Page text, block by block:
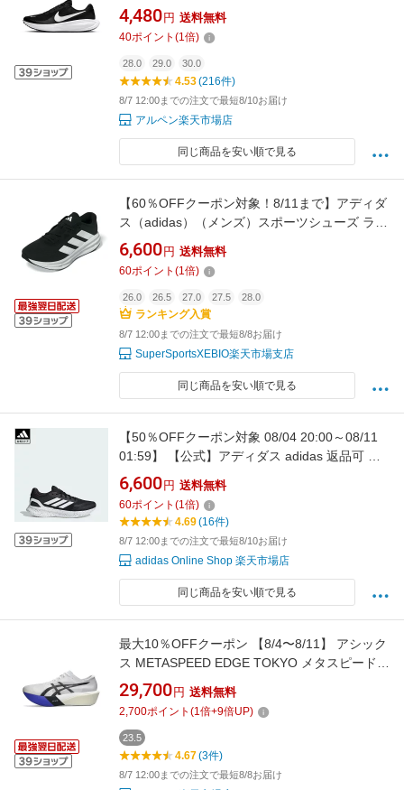
003 メンズ 陸上/ランニング ランニングシュー
ズ : ダークグレー×ブラック NIKE imbkk
4,480 円 送料無料
40ポイント (1倍)
28.0 29.0 30.0
4.53(216件)
8/7 12:00までの注文で最短8/10お届け
アルペン楽天市場店
同じ商品を安い順で見る
【60％OFFクーポン対象！8/11まで】アディダ
ス（adidas）（メンズ）スポーツシューズ ラン
ニングシューズ ギャラクシー 7 ランニング M
エクストラワイド ブラック ホワイト OPL41-
JR9585
6,600 円 送料無料
60ポイント (1倍)
26.0 26.5 27.0 27.5 28.0
ランキング入賞
8/7 12:00までの注文で最短8/8お届け
SuperSportsXEBIO楽天市場支店
同じ商品を安い順で見る
【50％OFFクーポン対象 08/04 20:00～08/11
01:59】 【公式】アディダス adidas 返品可 ラ
ンニング コアランナー 5 ランニング /
CORERUNNER 5 Running パフォーマンス メ
ンズ シューズ・靴 スニーカー 黒 ブラック
6,600 円 送料無料
60ポイント (1倍)
4.69(16件)
8/7 12:00までの注文で最短8/10お届け
adidas Online Shop 楽天市場店
同じ商品を安い順で見る
最大10％OFFクーポン 【8/4〜8/11】 アシック
ス METASPEED EDGE TOKYO メタスピードエ
ッジトーキョー 1013A163 メンズ レディス 陸
上 ランニングシューズ 2E asics imbkk
29,700 円 送料無料
2,700ポイント (1倍+9倍UP)
23.5
4.67(3件)
8/7 12:00までの注文で最短8/8お届け